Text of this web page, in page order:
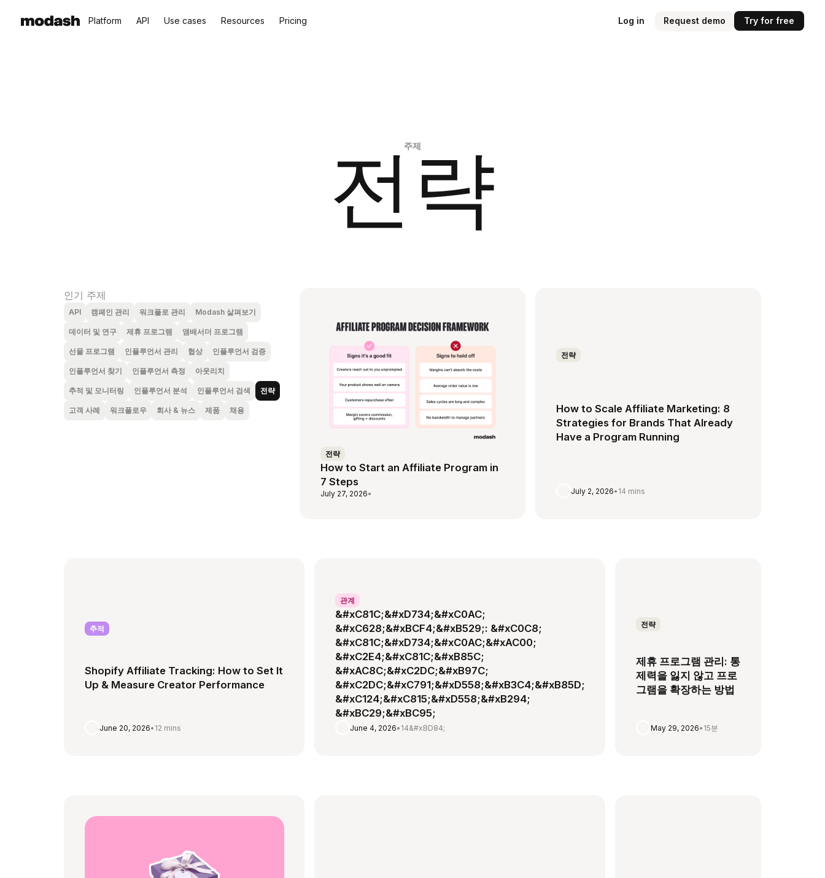
Platform API Use cases Resources Pricing Log in Request demo Try for free
주제
전략
인기 주제
API 캠페인 관리 워크플로 관리 Modash 살펴보기
데이터 및 연구 제휴 프로그램 앰배서더 프로그램
선물 프로그램 인플루언서 관리 협상 인플루언서 검증
인플루언서 찾기 인플루언서 측정 아웃리치
추적 및 모니터링 인플루언서 분석 인플루언서 검색 전략
고객 사례 워크플로우 회사 & 뉴스 제품 채용
전략
How to Start an Affiliate Program in
7 Steps
July 27, 2026•
전략
How to Scale Affiliate Marketing: 8
Strategies for Brands That Already
Have a Program Running
July 2, 2026• 14 mins
추적
Shopify Affiliate Tracking: How to Set It
Up & Measure Creator Performance
June 20, 2026• 12 mins
관계
&#xC81C;&#xD734;&#xC0AC;
&#xC628;&#xBCF4;&#xB529;: &#xC0C8;
&#xC81C;&#xD734;&#xC0AC;&#xAC00;
&#xC2E4;&#xC81C;&#xB85C;
&#xAC8C;&#xC2DC;&#xB97C;
&#xC2DC;&#xC791;&#xD558;&#xB3C4;&#xB85D;
&#xC124;&#xC815;&#xD558;&#xB294;
&#xBC29;&#xBC95;
June 4, 2026• 14&#xBD84;
전략
제휴 프로그램 관리: 통
제력을 잃지 않고 프로
그램을 확장하는 방법
May 29, 2026• 15분